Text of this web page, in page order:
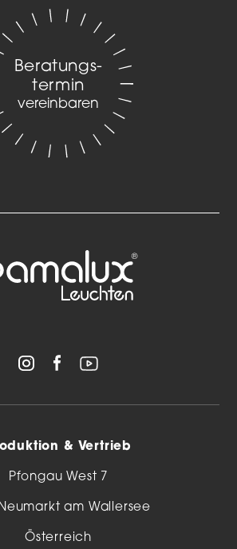
Beratungs­
termin
vereinbaren
& Vertrieb
Pfongau West 7
am Wallersee
Österreich